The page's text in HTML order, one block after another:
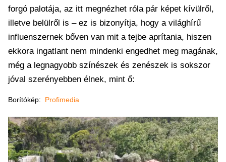
forgó palotája, az itt megnézhet róla pár képet kívülről,
illetve belülről is – ez is bizonyítja, hogy a világhírű
influenszernek bőven van mit a tejbe aprítania, hiszen
ekkora ingatlant nem mindenki engedhet meg magának,
még a legnagyobb színészek és zenészek is sokszor
jóval szerényebben élnek, mint ő:
Borítókép: Profimedia